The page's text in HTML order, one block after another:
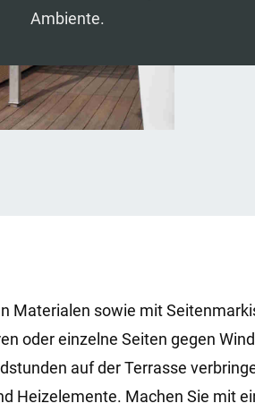
Ambiente.
Materialen sowie mit
oder einzelne Seiten gegen
auf der Terrasse
Heizelemente. Machen Sie mit